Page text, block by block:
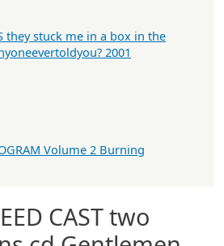
CAST two
they stuck me in a box in the
2001
Volume 2 Burning